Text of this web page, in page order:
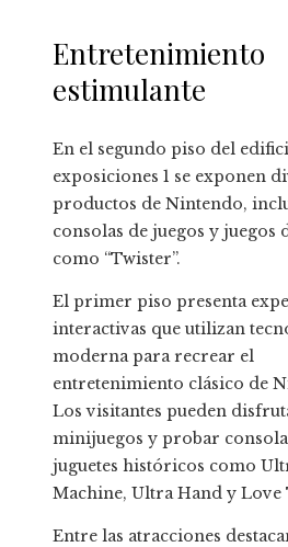
Entretenimiento
estimulante
En el segundo piso del
exposiciones 1 se exponen
productos de Nintendo,
consolas de juegos y juegos
como “Twister”.
El primer piso presenta
interactivas que utilizan
moderna para recrear el
entretenimiento clásico de
Los visitantes pueden
minijuegos y probar
juguetes históricos como
Machine, Ultra Hand y Love
Entre las atracciones